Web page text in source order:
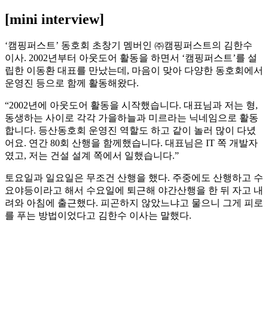
[mini interview]
‘캠핑퍼스트’ 동호회 초창기 멤버인 ㈜캠핑퍼스트의 김한수
이사. 2002년부터 아웃도어 활동을 하면서 ‘캠핑퍼스트’를 설
립한 이동환 대표를 만났는데, 마음이 맞아 다양한 동호회에서
운영진 등으로 함께 활동해왔다.
“2002년에 아웃도어 활동을 시작했습니다. 대표님과 저는 형,
동생하는 사이로 각각 가을하늘과 미르라는 닉네임으로 활동
합니다. 등산동호회 운영진 역할도 하고 같이 놀러 많이 다녔
어요. 연간 80회 산행을 함께했습니다. 대표님은 IT 쪽 개발자
였고, 저는 건설 설계 쪽에서 일했습니다.”
토요일과 일요일은 무조건 산행을 했다. 주중에도 산행하고 수
요야등이라고 해서 수요일에 퇴근해 야간산행을 한 뒤 자고 내
려와 아침에 출근했다. 피곤하지 않았느냐고 물으니 그게 피로
를 푸는 방법이었다고 김한수 이사는 말했다.